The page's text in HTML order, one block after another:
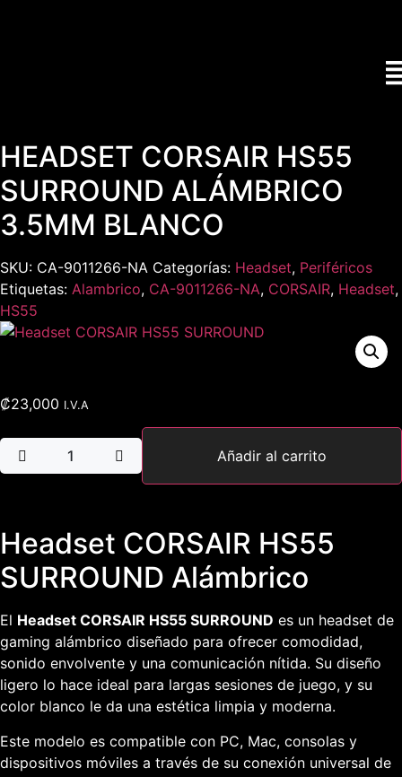
HEADSET CORSAIR HS55
SURROUND ALÁMBRICO
3.5MM BLANCO
SKU: CA-9011266-NA Categorías: Headset, Periféricos
Etiquetas: Alambrico, CA-9011266-NA, CORSAIR, Headset,
HS55
₡23,000 I.V.A
Añadir al carrito
Headset CORSAIR HS55
SURROUND Alámbrico
El Headset CORSAIR HS55 SURROUND es un headset de
gaming alámbrico diseñado para ofrecer comodidad,
sonido envolvente y una comunicación nítida. Su diseño
ligero lo hace ideal para largas sesiones de juego, y su
color blanco le da una estética limpia y moderna.
Este modelo es compatible con PC, Mac, consolas y
dispositivos móviles a través de su conexión universal de